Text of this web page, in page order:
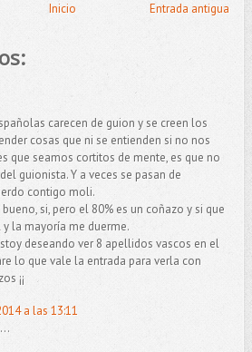
Entrada antigua
Inicio
carecen de guion y se creen los
cosas que ni se entienden si no nos
que seamos cortitos de mente, es que no
guionista. Y a veces se pasan de
contigo moli.
si, pero el 80% es un coñazo y si que
la mayoría me duerme.
deseando ver 8 apellidos vascos en el
lo que vale la entrada para verla con
¡¡
a las 13:11